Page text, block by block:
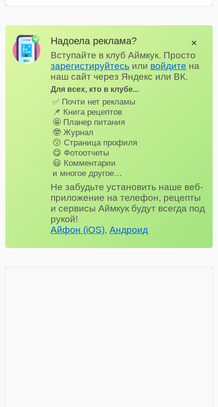
Надоела реклама?
Вступайте в клуб Аймкук. Просто
зарегистируйтесь или войдите на
наш сайт через Яндекс или ВК.
Для всех, кто в клубе...
✅ Почти нет рекламы
📌 Книга рецептов
🤩 Планер питания
🤓 Журнал
😗 Страница профиля
😋 Фотоотчеты
😃 Комментарии
и многое другое…
Не забудьте установить наше веб-
приложение на телефон, рецепты
и сервисы Аймкук будут всегда под
рукой!
Айфон (iOS),Андроид
✕